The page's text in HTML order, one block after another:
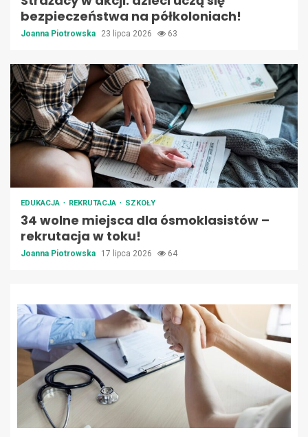
bezpieczeństwa na półkoloniach!
Joanna Piotrowska 23 lipca 2026 63
EDUKACJA REKRUTACJA SZKOŁY
34 wolne miejsca dla ósmoklasistów –
rekrutacja w toku!
Joanna Piotrowska 17 lipca 2026 64